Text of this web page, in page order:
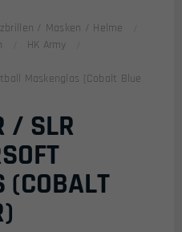
/ Masken / Helme
HK Army
Maskenglas (Cobalt Blue
/ SLR
(COBALT